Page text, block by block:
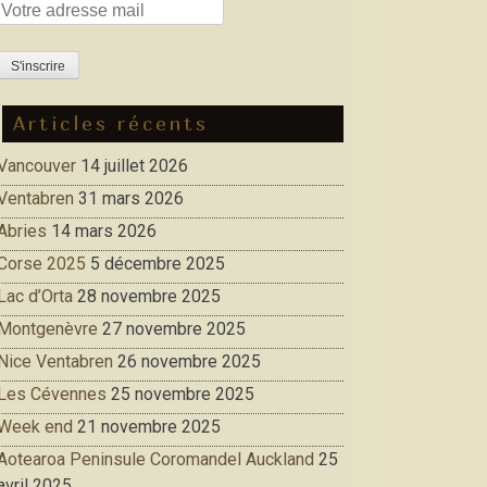
Articles récents
14 juillet 2026
31 mars 2026
14 mars 2026
2025 5 décembre 2025
Lac d’Orta 28 novembre 2025
Montgenèvre 27 novembre 2025
Nice Ventabren 26 novembre 2025
Les Cévennes 25 novembre 2025
end 21 novembre 2025
Peninsule Coromandel Auckland 25